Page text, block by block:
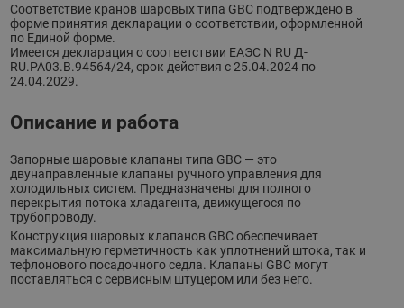
Соответствие кранов шаровых типа GBC подтверждено в
форме принятия декларации о соответствии, оформленной
по Единой форме.
Имеется декларация о соответствии ЕАЭС N RU Д-
RU.РА03.В.94564/24, срок действия с 25.04.2024 по
24.04.2029.
Описание и работа
Запорные шаровые клапаны типа GBC — это
двунаправленные клапаны ручного управления для
холодильных систем. Предназначены для полного
перекрытия потока хладагента, движущегося по
трубопроводу.
Конструкция шаровых клапанов GBC обеспечивает
максимальную герметичность как уплотнений штока, так и
тефлонового посадочного седла. Клапаны GBC могут
поставляться с сервисным штуцером или без него.